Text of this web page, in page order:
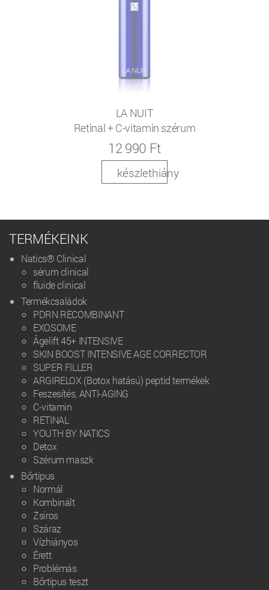
LA NUIT
Retinal + C-vitamin szérum
12 990 Ft
készlethiány
TERMÉKEINK
Natics® Clinical
sérum clinical
fluide clinical
Termékcsaládok
PDRN RECOMBINANT
EXOSOME
Âgelift 45+ INTENSIVE
SKIN BOOST INTENSIVE AGE CORRECTOR
SUPER FILLER
ARGIRELOX (Botox hatású) peptid termékek
Feszesítés, ANTI-AGING
C-vitamin
RETINAL
YOUTH BY NATICS
Detox
Szérum maszk
Bőrtípus
Normál
Kombinált
Zsíros
Száraz
Vízhiányos
Érett
Problémás
Bőrtípus teszt